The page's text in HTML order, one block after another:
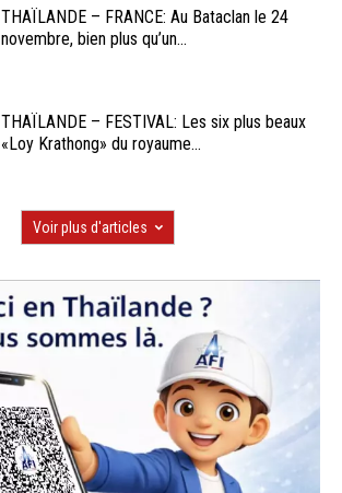
THAÏLANDE – FRANCE: Au Bataclan le 24
novembre, bien plus qu’un...
THAÏLANDE – FESTIVAL: Les six plus beaux
«Loy Krathong» du royaume...
Voir plus d'articles